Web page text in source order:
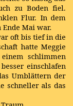
zu Boden fiel.
Flur. In dem
Mai war.
oft bis tief in die
hatte Meggie
schlimmen
einschlafen
Umblättern der
schneller als das